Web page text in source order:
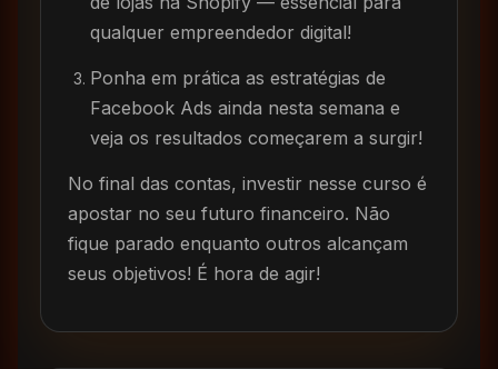
qualquer empreendedor digital!
Ponha em prática as estratégias de
Facebook Ads ainda nesta semana e
veja os resultados começarem a surgir!
No final das contas, investir nesse curso é
apostar no seu futuro financeiro. Não
fique parado enquanto outros alcançam
seus objetivos! É hora de agir!